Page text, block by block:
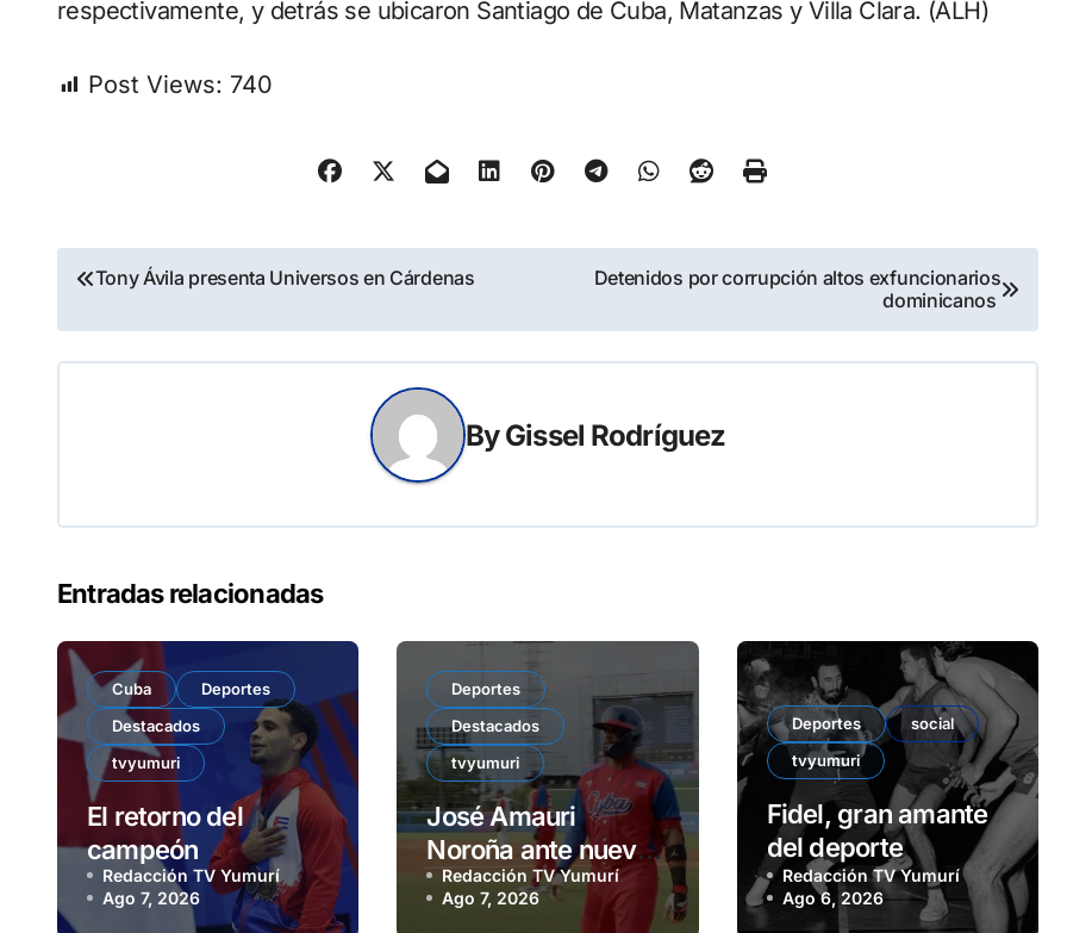
respectivamente, y detrás se ubicaron Santiago de Cuba, Matanzas y Villa Clara. (ALH)
Post Views: 740
Navegación
de
entradas
Tony Ávila presenta Universos en Cárdenas
Detenidos por corrupción altos exfuncionarios
dominicanos
ByGissel Rodríguez
Entradas relacionadas
Cuba
Deportes
Destacados
tvyumuri
El retorno del
campeón
Redacción TV Yumurí
Ago 7, 2026
Deportes
Destacados
tvyumuri
José Amauri
Noroña ante nueva
oportunidad
profesional
Redacción TV Yumurí
Ago 7, 2026
Deportes
social
tvyumuri
Fidel, gran amante
del deporte
Redacción TV Yumurí
Ago 6, 2026